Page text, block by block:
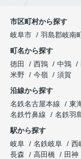
市区町村から探す
岐阜市
羽島郡岐南
町名から探す
徳田
西鶉 中鶉
米野
今嶺
須賀
沿線から探す
名鉄名古屋本線
東
名鉄竹鼻線
名鉄羽
駅から探す
岐阜
名鉄岐阜 西
長森
高田橋 田神